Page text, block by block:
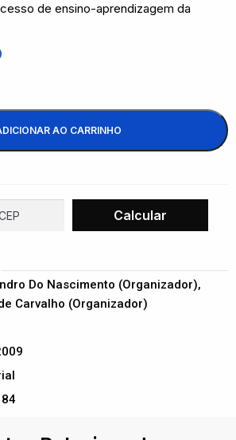
de ensino-aprendizagem da
AO CARRINHO
Do Nascimento (Organizador),
Carvalho (Organizador)